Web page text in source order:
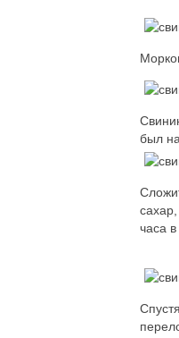
был
часа